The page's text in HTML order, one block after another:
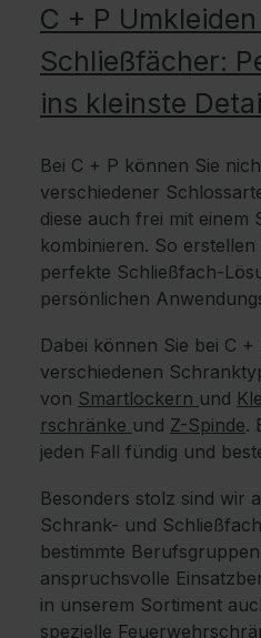
C + P
Schließfächer:
ins kleinste
Bei C + P können Sie
verschiedener
diese auch frei mit einem
kombinieren. So erstellen
perfekte Schließfach-
persönlichen
Dabei können Sie bei C
verschiedenen
von Smartlockern und
rschränke und Z-Spinde.
jeden Fall fündig und
Besonders stolz sind wir
Schrank- und
bestimmte
anspruchsvolle
in unserem Sortiment
spezielle